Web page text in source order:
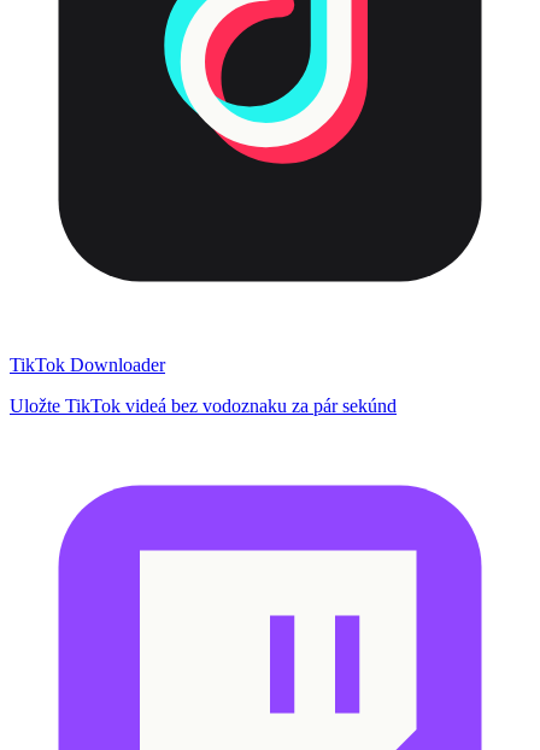
TikTok Downloader
Uložte TikTok videá bez vodoznaku za pár sekúnd